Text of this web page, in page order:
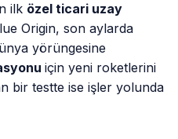
ilk özel ticari uzay
Origin, son aylarda
yörüngesine
için yeni roketlerini
bir testte ise işler yolunda